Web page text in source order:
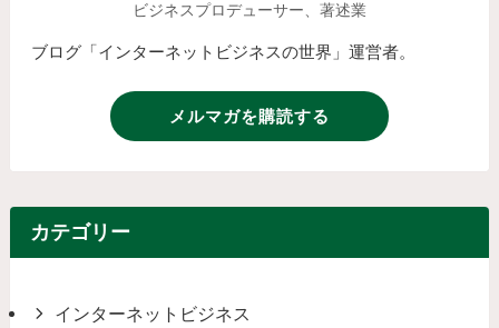
ビジネスプロデューサー、著述業
ブログ「インターネットビジネスの世界」運営者。
メルマガを購読する
カテゴリー
インターネットビジネス